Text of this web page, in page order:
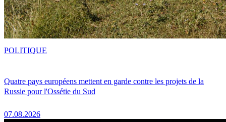
Quatre pays européens mettent en garde contre les projets de la
Russie pour l'Ossétie du Sud
07.08.2026
POLITIQUE